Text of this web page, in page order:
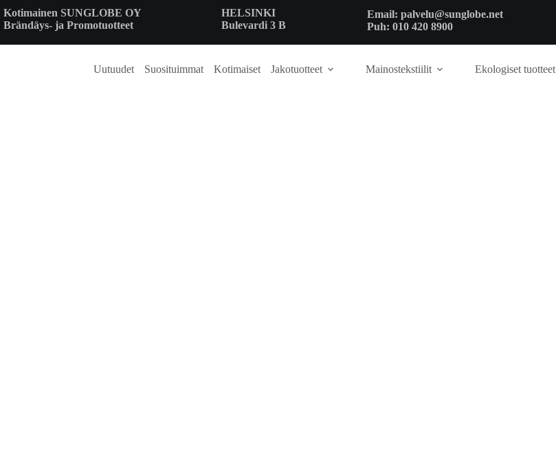
to
content
Kotimainen SUNGLOBE OY
Brändäys- ja Promotuotteet
HELSINKI
Bulevardi 3 B
Email: palvelu@sunglobe.net
Puh: 010 420 8900
Uutuudet Suosituimmat Kotimaiset Jakotuotteet Mainostekstiilit Ekologiset tuotteet